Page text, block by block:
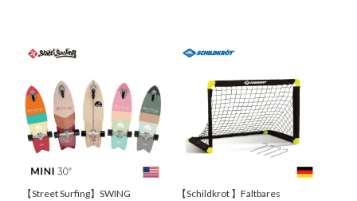
【Street Surfing】SWING
【Schildkrot 】Faltbares